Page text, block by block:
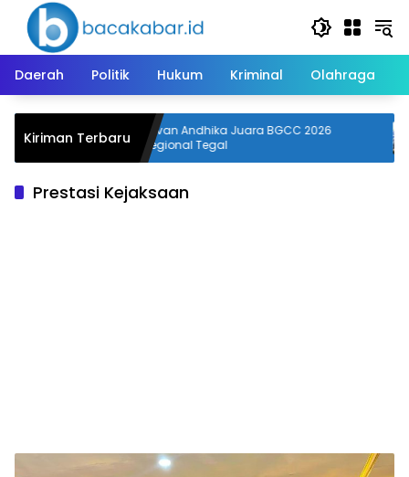
Langsung
konten
Daerah
Politik Hukum Kriminal Olahraga
Kiriman Terbaru
pada
Devan Andhika Juara BGCC 2026
Regional Tegal
Prestasi Kejaksaan